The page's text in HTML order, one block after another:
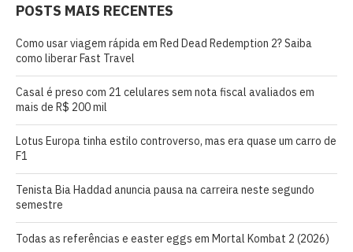
POSTS MAIS RECENTES
Como usar viagem rápida em Red Dead Redemption 2? Saiba
como liberar Fast Travel
Casal é preso com 21 celulares sem nota fiscal avaliados em
mais de R$ 200 mil
Lotus Europa tinha estilo controverso, mas era quase um carro de
F1
Tenista Bia Haddad anuncia pausa na carreira neste segundo
semestre
Todas as referências e easter eggs em Mortal Kombat 2 (2026)